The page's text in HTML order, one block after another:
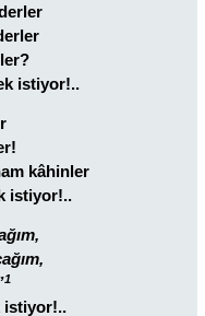
istiyor!..
kâhinler
istiyor!..
1
istiyor!..